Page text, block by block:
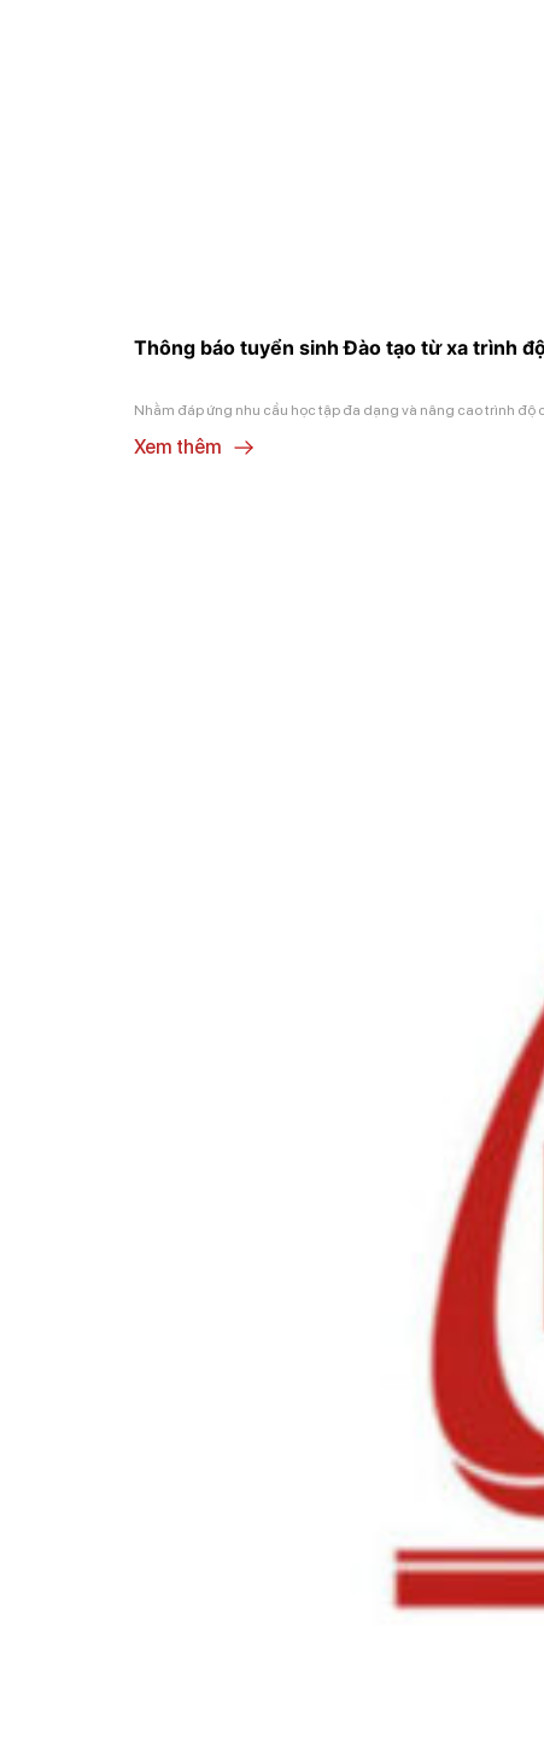
Thông báo tuyển sinh Đào tạo từ xa trình
Nhằm đáp ứng nhu cầu học tập đa dạng và nâng cao trình độ
Xem thêm